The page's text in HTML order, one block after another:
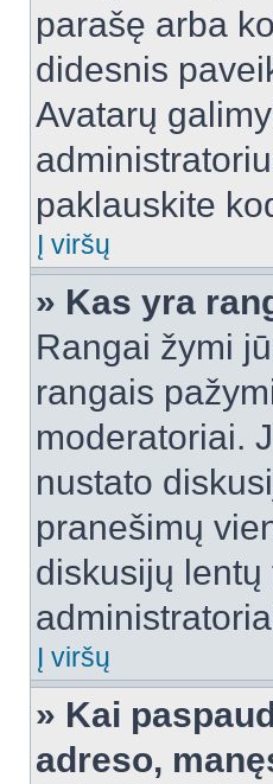
parašę arba
didesnis
Avatarų
paklauskite
Į viršų
» Kas yra
Rangai žymi
rangais
moderatoriai.
nustato
pranešimų
diskusijų
Į viršų
» Kai
adreso,